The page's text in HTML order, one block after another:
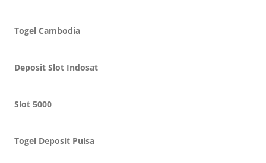
Togel Cambodia
Deposit Slot Indosat
Slot 5000
Togel Deposit Pulsa